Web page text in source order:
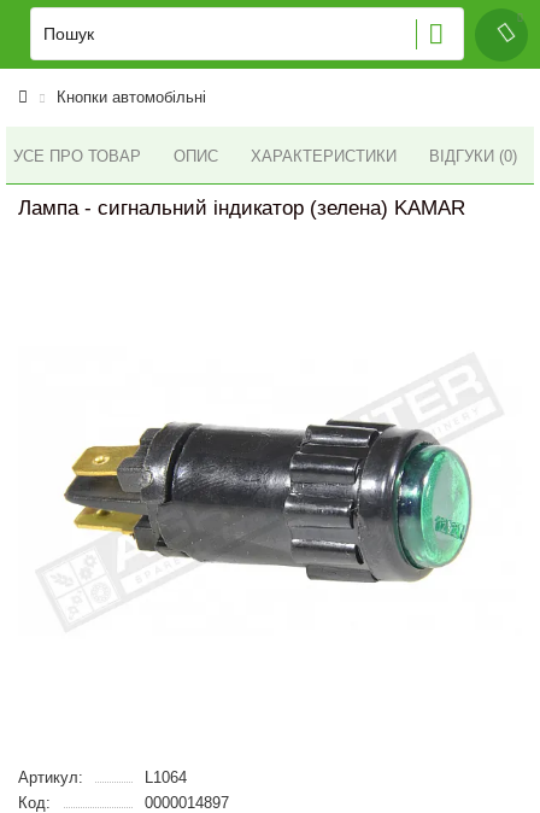
Кнопки автомобільні
УСЕ ПРО ТОВАР ОПИС ХАРАКТЕРИСТИКИ ВІДГУКИ (0)
Лампа - сигнальний індикатор (зелена) KAMAR
Артикул:
L1064
Код:
0000014897